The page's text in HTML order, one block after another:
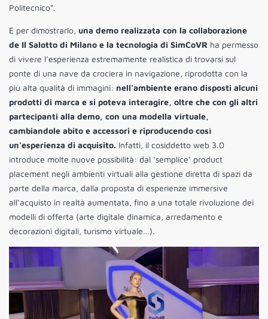
Politecnico”.
E per dimostrarlo, una demo realizzata con la collaborazione
de Il Salotto di Milano e la tecnologia di SimCoVR ha permesso
di vivere l’esperienza estremamente realistica di trovarsi sul
ponte di una nave da crociera in navigazione, riprodotta con la
più alta qualità di immagini: nell’ambiente erano disposti alcuni
prodotti di marca e si poteva interagire, oltre che con gli altri
partecipanti alla demo, con una modella virtuale,
cambiandole abito e accessori e riproducendo così
un’esperienza di acquisito. Infatti, il cosiddetto web 3.0
introduce molte nuove possibilità: dal ‘semplice’ product
placement negli ambienti virtuali alla gestione diretta di spazi da
parte della marca, dalla proposta di esperienze immersive
all’acquisto in realtà aumentata, fino a una totale rivoluzione dei
modelli di offerta (arte digitale dinamica, arredamento e
decorazioni digitali, turismo virtuale…).